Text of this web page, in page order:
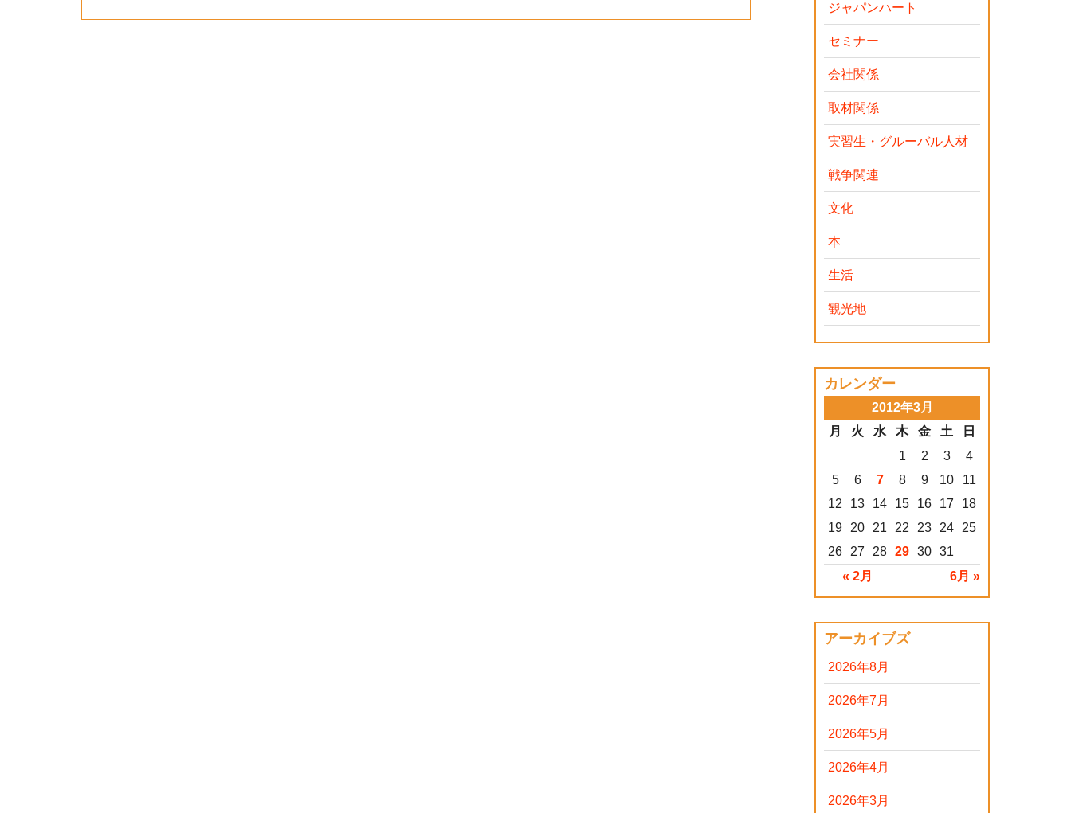
ジャパンハート
セミナー
会社関係
取材関係
実習生・グルーバル人材
戦争関連
文化
本
生活
観光地
カレンダー
2012年3月
月
火 水 木 金 土 日
« 2月 6月 »
1 2 3
4
5
6 7 8 9 10
11
12
13 14 15 16 17
18
19
20 21 22 23 24
25
26
27 28 29 30 31
アーカイブズ
2026年8月
2026年7月
2026年5月
2026年4月
2026年3月